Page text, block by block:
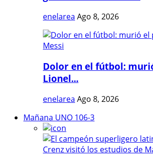
enelarea Ago 8, 2026
Dolor en el fútbol:
Lionel...
enelarea Ago 8, 2026
Mañana UNO 106-3